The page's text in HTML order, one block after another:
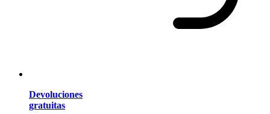
Devoluciones
gratuitas